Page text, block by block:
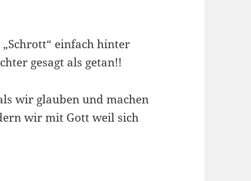
„Schrott“ einfach hinter
gesagt als getan!!
wir glauben und machen
wir mit Gott weil sich